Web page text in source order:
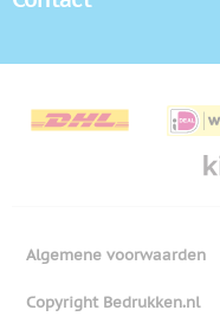
Algemene voorwaarden
Copyright Bedrukken.nl